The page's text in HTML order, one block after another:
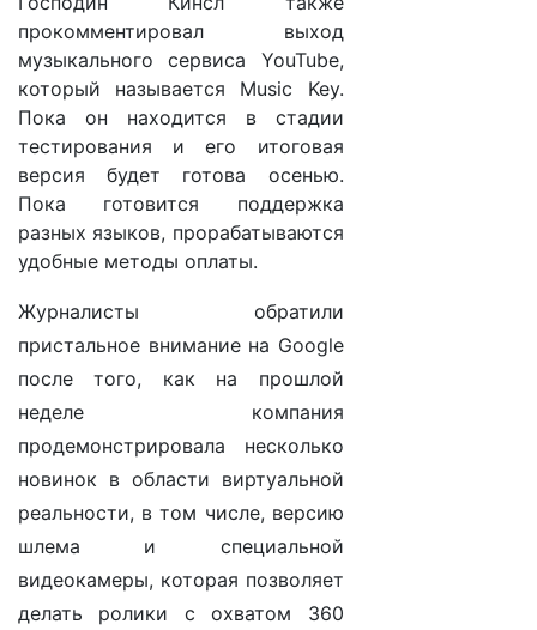
прокомментировал выход
музыкального сервиса YouTube,
который называется Music Key.
Пока он находится в стадии
тестирования и его итоговая
версия будет готова осенью.
Пока готовится поддержка
разных языков, прорабатываются
удобные методы оплаты.
Журналисты обратили
пристальное внимание на Google
после того, как на прошлой
неделе компания
продемонстрировала несколько
новинок в области виртуальной
реальности, в том числе, версию
шлема и специальной
видеокамеры, которая позволяет
делать ролики с охватом 360